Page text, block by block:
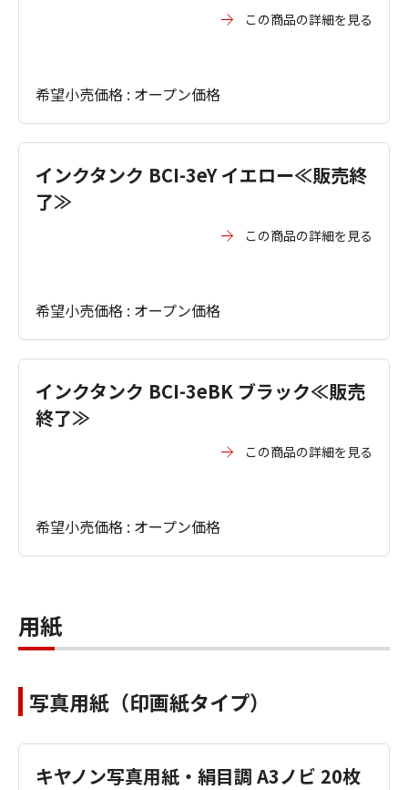
この商品の詳細を見る
希望小売価格 : オープン価格
インクタンク BCI-3eY イエロー≪販売終
了≫
この商品の詳細を見る
希望小売価格 : オープン価格
インクタンク BCI-3eBK ブラック≪販売
終了≫
この商品の詳細を見る
希望小売価格 : オープン価格
用紙
写真用紙（印画紙タイプ）
キヤノン写真用紙・絹目調 A3ノビ 20枚